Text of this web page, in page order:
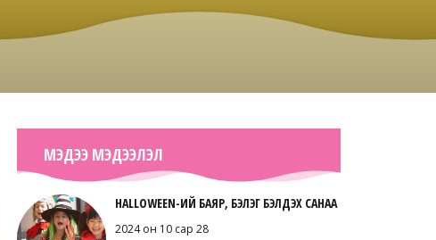
МЭДЭЭ МЭДЭЭЛЭЛ
HALLOWEEN-ИЙ БАЯР, БЭЛЭГ БЭЛДЭХ САНАА
2024 он 10 сар 28